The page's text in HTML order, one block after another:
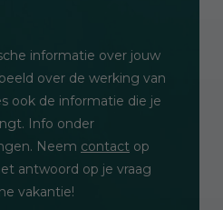
informatie over jouw
over de werking van
ook de informatie die je
Info onder
Neem contact op
antwoord op je vraag
vakantie!